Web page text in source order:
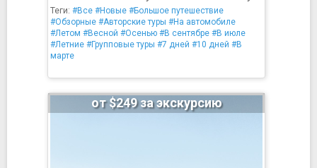
Теги: #Все #Новые #Большое путешествие
#Обзорные #Авторские туры #На автомобиле
#Летом #Весной #Осенью #В сентябре #В июле
#Летние #Групповые туры #7 дней #10 дней #В
марте
от $249 за экскурсию